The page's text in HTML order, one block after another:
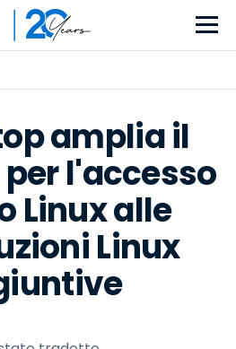
amplia il
l'accesso
Linux alle
Linux